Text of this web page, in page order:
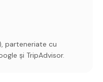
parteneriate cu
și TripAdvisor.